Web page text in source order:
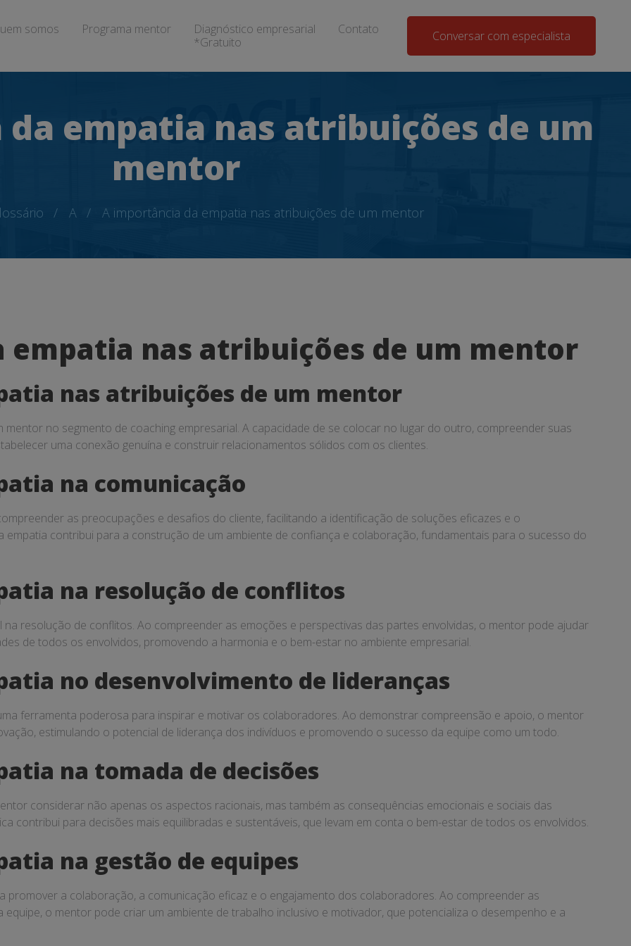
somos Programa mentor
Diagnóstico empresarial
*Gratuito
Contato Conversar com especialista
empatia nas atribuições de um
mentor
A A importância da empatia nas atribuições de um mentor
empatia nas atribuições de um mentor
nas atribuições de um mentor
mentor no segmento de coaching empresarial. A capacidade de se colocar no lugar do outro, compreender suas
uma conexão genuína e construir relacionamentos sólidos com os clientes.
na comunicação
as preocupações e desafios do cliente, facilitando a identificação de soluções eficazes e o
empatia contribui para a construção de um ambiente de confiança e colaboração, fundamentais para o sucesso do
na resolução de conflitos
resolução de conflitos. Ao compreender as emoções e perspectivas das partes envolvidas, o mentor pode ajudar
de todos os envolvidos, promovendo a harmonia e o bem-estar no ambiente empresarial.
no desenvolvimento de lideranças
ferramenta poderosa para inspirar e motivar os colaboradores. Ao demonstrar compreensão e apoio, o mentor
estimulando o potencial de liderança dos indivíduos e promovendo o sucesso da equipe como um todo.
na tomada de decisões
considerar não apenas os aspectos racionais, mas também as consequências emocionais e sociais das
contribui para decisões mais equilibradas e sustentáveis, que levam em conta o bem-estar de todos os envolvidos.
na gestão de equipes
promover a colaboração, a comunicação eficaz e o engajamento dos colaboradores. Ao compreender as
o mentor pode criar um ambiente de trabalho inclusivo e motivador, que potencializa o desempenho e a